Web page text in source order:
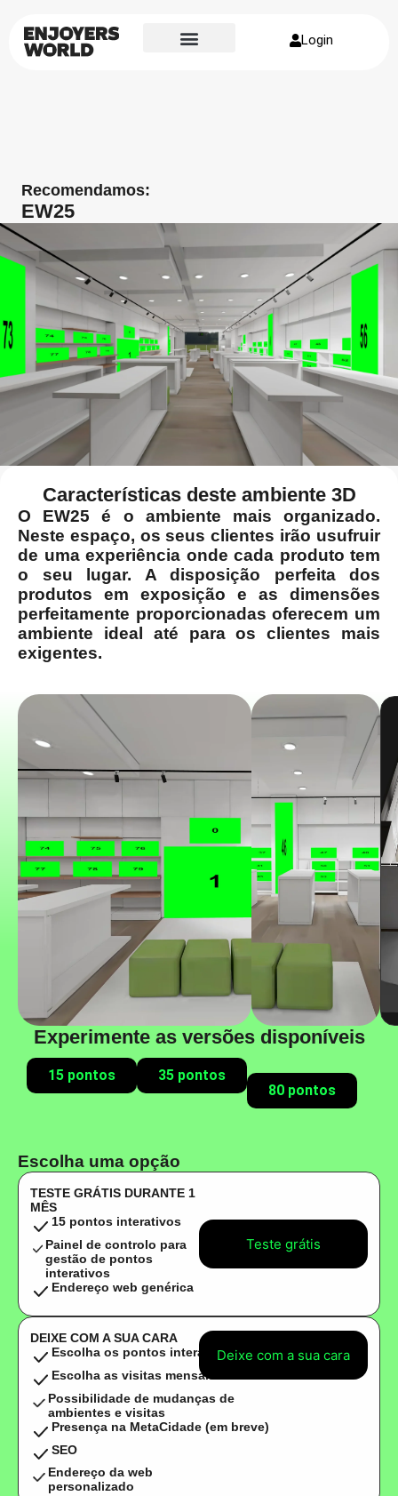
Login
Recomendamos:
EW25
Características deste ambiente 3D
O EW25 é o ambiente mais organizado.
Neste espaço, os seus clientes irão usufruir
de uma experiência onde cada produto tem
o seu lugar. A disposição perfeita dos
produtos em exposição e as dimensões
perfeitamente proporcionadas oferecem um
ambiente ideal até para os clientes mais
exigentes.
Experimente as versões disponíveis
15 pontos
35 pontos
80 pontos
Escolha uma opção
TESTE GRÁTIS DURANTE 1
MÊS
15 pontos interativos
Painel de controlo para
gestão de pontos
interativos
Endereço web genérica
Teste grátis
DEIXE COM A SUA CARA
Escolha os pontos interativos
Escolha as visitas mensais
Possibilidade de mudanças de
ambientes e visitas
Presença na MetaCidade (em breve)
SEO
Endereço da web
personalizado
Deixe com a sua cara